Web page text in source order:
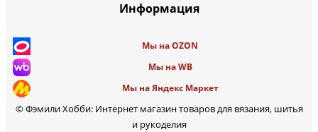
Информация
Мы на OZON
Мы на WB
Мы на Яндекс Маркет
© Фэмили Хобби: Интернет магазин товаров для вязания, шитья
и рукоделия